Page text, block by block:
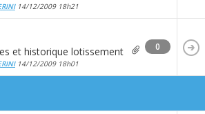
14/12/2009 18h21
et historique lotissement
14/12/2009 18h01
0